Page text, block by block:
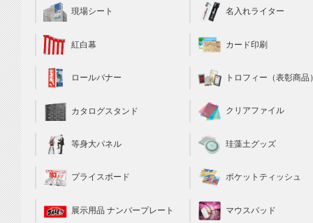
現場シート
紅白幕
ロールバナー
カタログスタンド
等身大パネル
プライスボード
展示用品 ナンバープレート
名入れライター
カード印刷
トロフィー（表彰商品
クリアファイル
珪藻土グッズ
ポケットティッシュ
マウスパッド